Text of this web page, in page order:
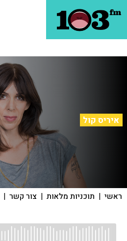
איריס קול
ראשי | תוכניות מלאות | צור קשר |